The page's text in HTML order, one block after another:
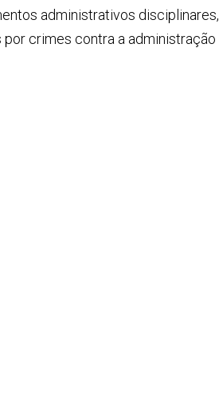
administrativos disciplinares,
crimes contra a administração